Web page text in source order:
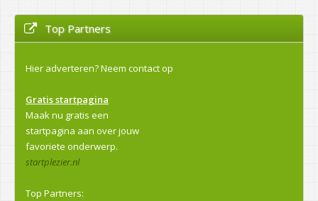
Top Partners
Hier adverteren?Neem contact op
Gratis startpagina
Maak nu gratis een
startpagina aan over jouw
favoriete onderwerp.
startplezier.nl
Top Partners: